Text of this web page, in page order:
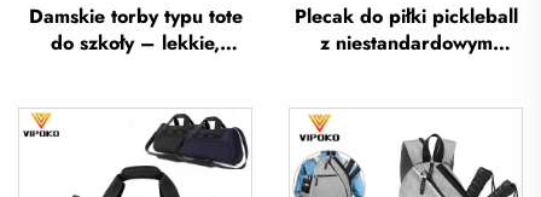
Damskie torby typu tote
do szkoły – lekkie,
na otwartym powietrzu,
miękkie torebki ręczne do
biura, wodoodporne
Plecak do piłki pickleball
z niestandardowym
badmintona, torba na
rakietę do badmintona,
torba na paletkę do